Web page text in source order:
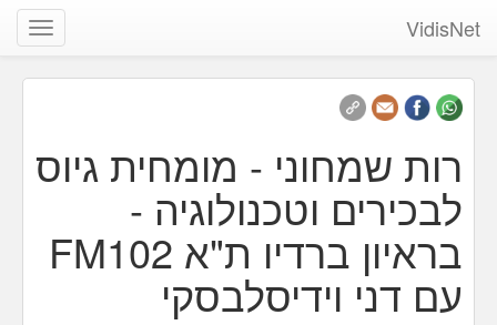
שנה
VidisNet
רות שמחוני - מומחית גיוס
לבכירים וטכנולוגיה -
בראיון ברדיו ת"א FM102
עם דני וידיסלבסקי